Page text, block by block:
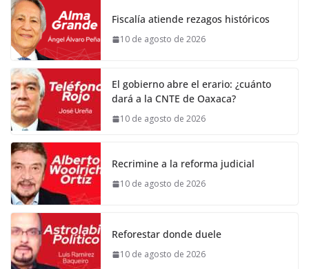
Fiscalía atiende rezagos históricos
10 de agosto de 2026
El gobierno abre el erario: ¿cuánto
dará a la CNTE de Oaxaca?
10 de agosto de 2026
Recrimine a la reforma judicial
10 de agosto de 2026
Reforestar donde duele
10 de agosto de 2026